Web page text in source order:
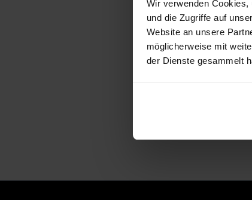
Wir verwenden
und die Zugriffe auf
Website an unsere
möglicherweise mit
der Dienste gesammelt